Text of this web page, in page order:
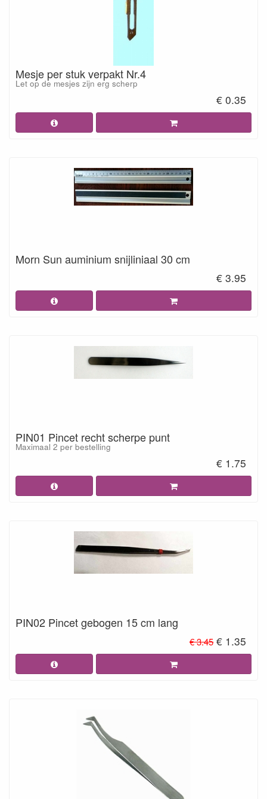
Mesje per stuk verpakt Nr.4
Let op de mesjes zijn erg scherp
€ 0.35
Morn Sun auminium snijliniaal 30 cm
€ 3.95
PIN01 Pincet recht scherpe punt
Maximaal 2 per bestelling
€ 1.75
PIN02 Pincet gebogen 15 cm lang
€ 3.45 € 1.35